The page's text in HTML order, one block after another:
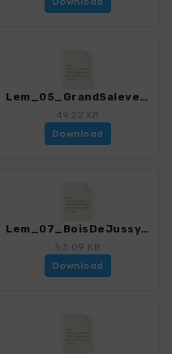
Lem_05_GrandSaleve-GrandeGorge.gpx
49.22 KB
Download
Lem_07_BoisDeJussy.gpx
53.09 KB
Download